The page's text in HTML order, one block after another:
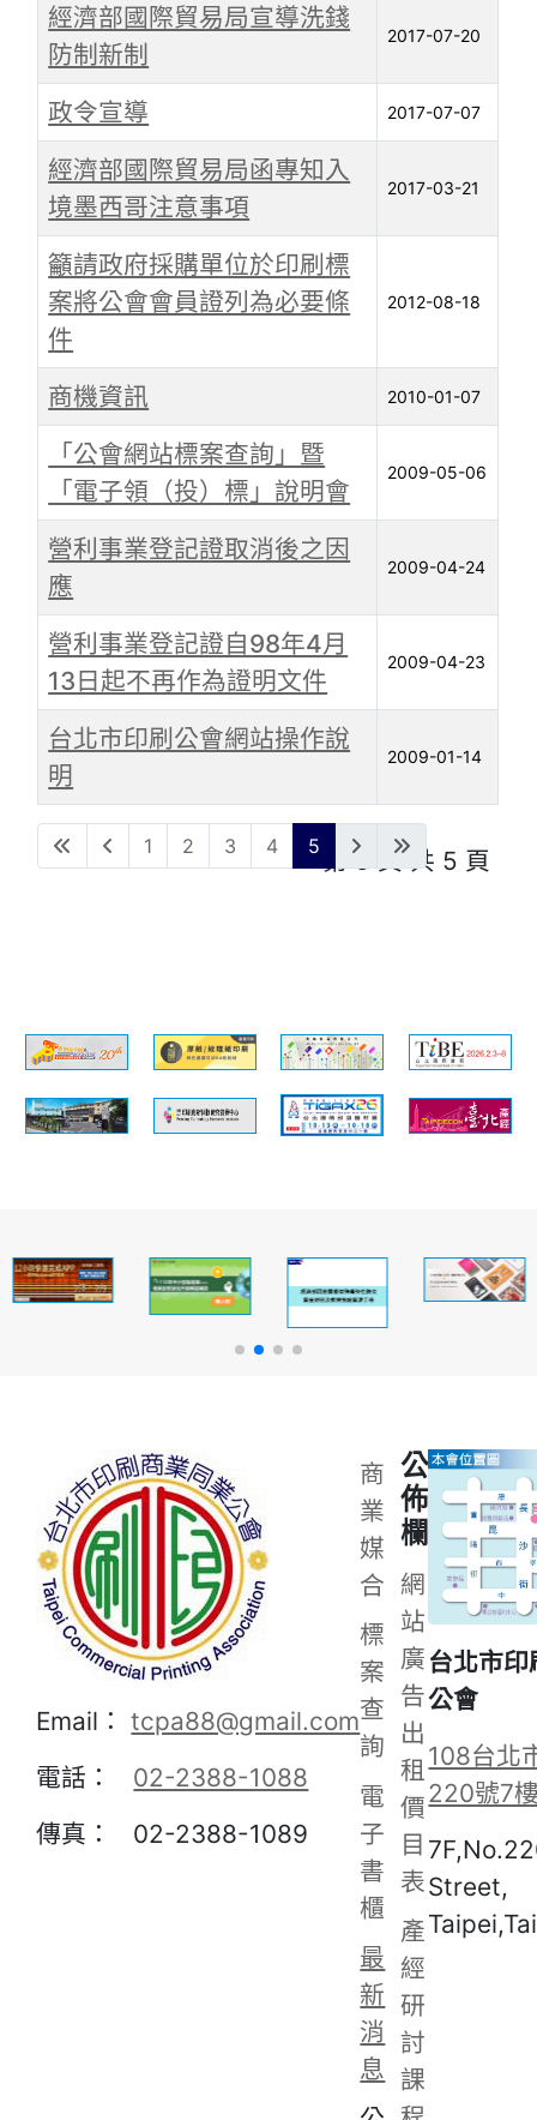
文章
經濟部國際貿易局宣導洗錢
防制新制
2017-07-20
政令宣導 2017-07-07
經濟部國際貿易局函專知入
境墨西哥注意事項
2017-03-21
籲請政府採購單位於印刷標
案將公會會員證列為必要條
件
2012-08-18
商機資訊 2010-01-07
「公會網站標案查詢」暨
「電子領（投）標」說明會
2009-05-06
營利事業登記證取消後之因
應
2009-04-24
營利事業登記證自98年4月
13日起不再作為證明文件
2009-04-23
台北市印刷公會網站操作說
明
2009-01-14
第 5 頁 共 5 頁
1 2 3 4 5
Email：tcpa88@gmail.com
電話： 02-2388-1088
傳真： 02-2388-1089
商
業
媒
合
標
案
查
詢
電
子
書
櫃
最
新
消
息
公
佈
欄
網
站
廣
告
出
租
價
目
表
產
經
研
討
課
台北市
公會
108台北
220號7
Street,